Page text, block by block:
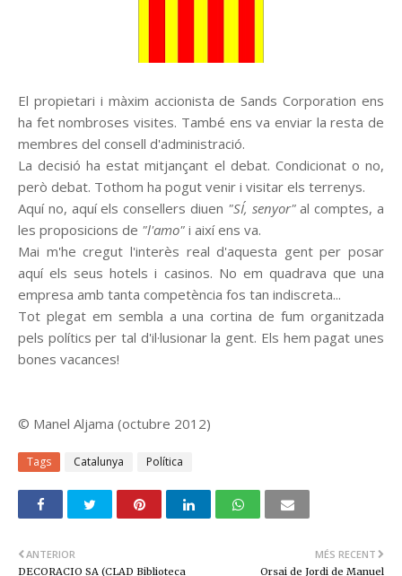
El propietari i màxim accionista de Sands Corporation ens
ha fet nombroses visites. També ens va enviar la resta de
membres del consell d'administració.
La decisió ha estat mitjançant el debat. Condicionat o no,
però debat. Tothom ha pogut venir i visitar els terrenys.
Aquí no, aquí els consellers diuen "SÍ, senyor"al comptes, a
les proposicions de "l'amo" i així ens va.
Mai m'he cregut l'interès real d'aquesta gent per posar
aquí els seus hotels i casinos. No em quadrava que una
empresa amb tanta competència fos tan indiscreta...
Tot plegat em sembla a una cortina de fum organitzada
pels polítics per tal d'il·lusionar la gent. Els hem pagat unes
bones vacances!
© Manel Aljama (octubre 2012)
Tags Catalunya Política
MÉS RECENT
Orsai de Jordi de Manuel
ANTERIOR
DECORACIO SA (CLAD Biblioteca